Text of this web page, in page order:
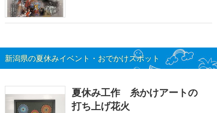
新潟県の夏休みイベント・おでかけスポット
夏休み工作 糸かけアートの
打ち上げ花火